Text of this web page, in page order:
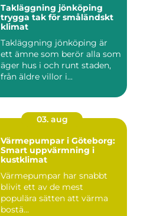
Takläggning jönköping
trygga tak för småländskt
klimat
Takläggning jönköping är
ett ämne som berör alla som
äger hus i och runt staden,
från äldre villor i...
03. aug
Värmepumpar i Göteborg:
Smart uppvärmning i
kustklimat
Värmepumpar har snabbt
blivit ett av de mest
populära sätten att värma
bostä...